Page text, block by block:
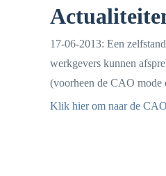
17-06-2013: Een
werkgevers kunnen
(voorheen de CAO mode
Klik hier om naar de